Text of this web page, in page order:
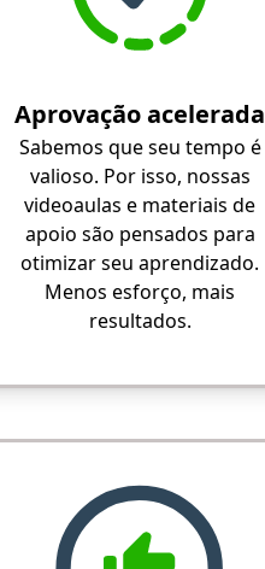
Aprovação acelerada
Sabemos que seu tempo é
valioso. Por isso, nossas
videoaulas e materiais de
apoio são pensados para
otimizar seu aprendizado.
Menos esforço, mais
resultados.